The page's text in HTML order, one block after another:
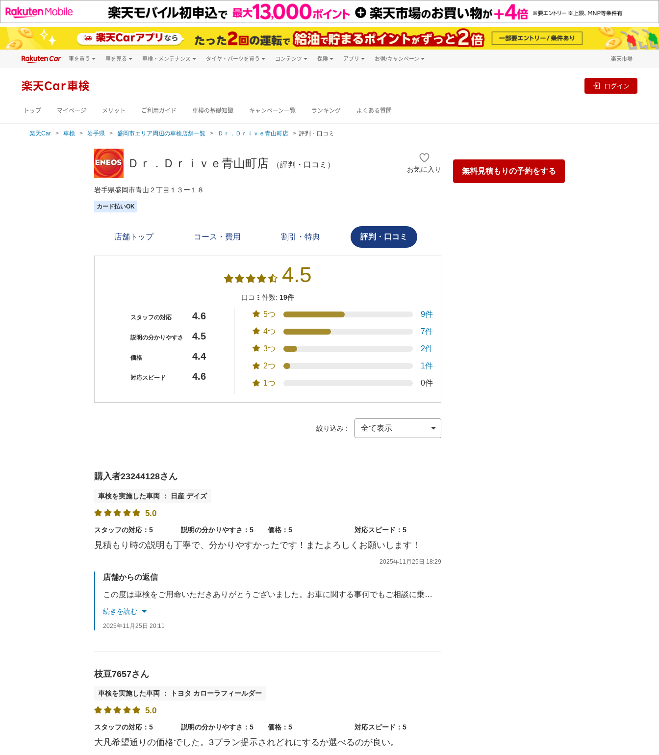
車を買う
新車
車を売る 車検・メンテナンス タイヤ・パーツを買う コンテンツ 保険 アプリ お得/キャンペーン 楽天市場
楽天Car車検 ログイン
トップ マイページ メリット ご利用ガイド 車検の基礎知識 キャンペーン一覧 ランキング よくある質問
楽天Car 車検 岩手県 盛岡市エリア周辺の車検店舗一覧 Ｄｒ．Ｄｒｉｖｅ青山町店 評判・口コミ
無料見積もりの予約をする
Ｄｒ．Ｄｒｉｖｅ青山町店 （評判・口コミ）
お気に入り
岩手県盛岡市青山２丁目１３ー１８
カード払いOK
店舗トップ コース・費用 割引・特典 評判・口コミ
4.5
口コミ件数: 19件
スタッフの対応 4.6
説明の分かりやすさ 4.5
価格 4.4
対応スピード 4.6
5つ 9件
4つ 7件
3つ 2件
2つ 1件
1つ 0件
絞り込み :
購入者23244128さん
車検を実施した車両 ： 日産 デイズ
5.0
スタッフの対応：5 説明の分かりやすさ：5 価格：5 対応スピード：5
見積もり時の説明も丁寧で、分かりやすかったです！またよろしくお願いします！
2025年11月25日 18:29
店舗からの返信
この度は車検をご用命いただきありがとうございました。お車に関する事何でもご相談に乗りますので又のご来店スタッフ一同お待ちしております。
続きを読む
2025年11月25日 20:11
枝豆7657さん
車検を実施した車両 ： トヨタ カローラフィールダー
5.0
スタッフの対応：5 説明の分かりやすさ：5 価格：5 対応スピード：5
大凡希望通りの価格でした。3プラン提示されどれにするか選べるのが良い。